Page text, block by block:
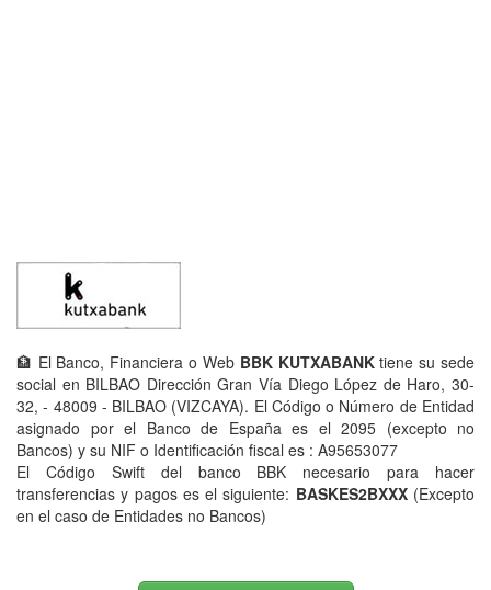
🏦 El Banco, Financiera o Web BBK KUTXABANKtiene su sede
social en BILBAO Dirección Gran Vía Diego López de Haro, 30-
32, - 48009 - BILBAO (VIZCAYA). El Código o Número de Entidad
asignado por el Banco de España es el 2095 (excepto no
Bancos) y su NIF o Identificación fiscal es : A95653077
El Código Swift del banco BBK necesario para hacer
transferencias y pagos es el siguiente: BASKES2BXXX(Excepto
en el caso de Entidades no Bancos)